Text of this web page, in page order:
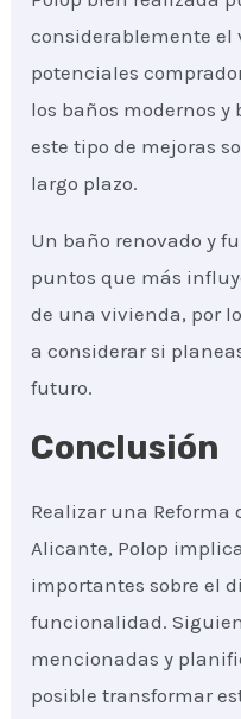
considerablemente el
potenciales
los baños modernos y
este tipo de mejoras
largo plazo.
Un baño renovado y
puntos que más
de una vivienda, por
a considerar si
futuro.
Conclusión
Realizar una Reforma
Alicante, Polop
importantes sobre el
funcionalidad.
mencionadas y
posible transformar